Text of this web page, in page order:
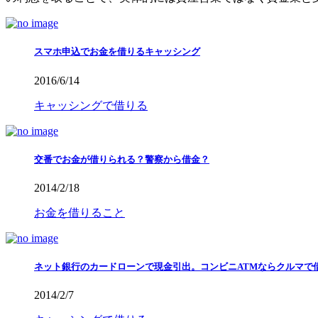
スマホ申込でお金を借りるキャッシング
2016/6/14
キャッシングで借りる
交番でお金が借りられる？警察から借金？
2014/2/18
お金を借りること
ネット銀行のカードローンで現金引出。コンビニATMならクルマで
2014/2/7